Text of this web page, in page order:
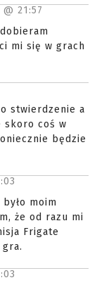
21:57
mi się w grach
stwierdzenie a
skoro coś w
będzie
moim
że od razu mi
Frigate